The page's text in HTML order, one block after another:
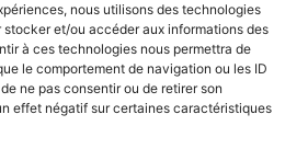
nous utilisons des technologies
et/ou accéder aux informations des
à ces technologies nous permettra de
le comportement de navigation ou les ID
ne pas consentir ou de retirer son
effet négatif sur certaines caractéristiques